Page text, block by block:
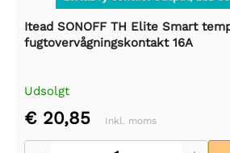
Itead SONOFF TH Elite Smart
fugtovervågningskontakt 16A
Udsolgt
€ 20,85 Inkl. moms